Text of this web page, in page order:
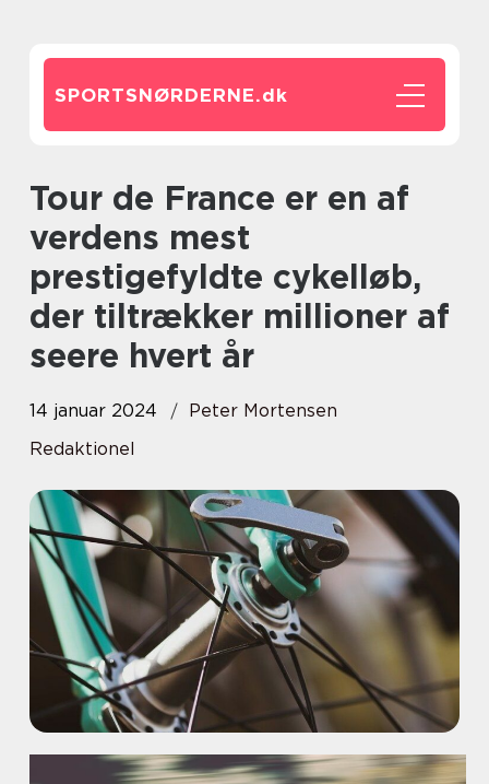
SPORTSNØRDERNE.dk
Tour de France er en af
verdens mest
prestigefyldte cykelløb,
der tiltrækker millioner af
seere hvert år
14 januar 2024
Peter Mortensen
Redaktionel